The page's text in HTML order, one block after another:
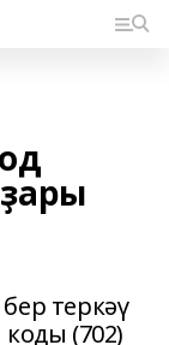
теркәү
(702)